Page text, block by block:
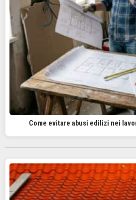
Come evitare abusi edilizi nei